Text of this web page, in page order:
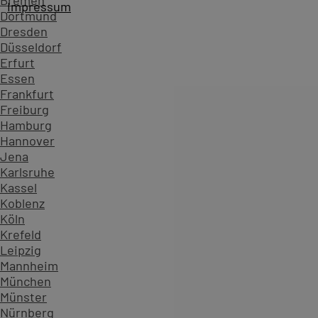
Dortmund
Dresden
Düsseldorf
Erfurt
Essen
Frankfurt
Freiburg
Hamburg
Hannover
Jena
Karlsruhe
Kassel
Koblenz
Köln
Krefeld
Leipzig
Mannheim
München
Münster
Nürnberg
Startseite
Zahlen, die Vertrauen schaffen - überzeugen Sie sich
234.599
Teilnehmende
904
Impressum